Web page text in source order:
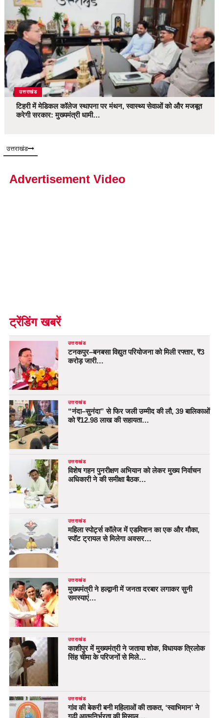
उत्तराखंड
टिहरी में मेडिकल कॉलेज स्थापना पर मंथन, स्वास्थ्य सेवाओं को और मजबूत
करेगी सरकार: मुख्यमंत्री धामी…
उत्तराखंड
Advertisement Video
ट्रेंडिंग खबरें
उत्तराखंड
टनकपुर–बनबसा विद्युत परियोजना को मिली रफ्तार, ₹3
करोड़ जारी…
उत्तराखंड
“नंदा–सुनंदा” से फिर जली उम्मीद की लौ, 39 बालिकाओं
को ₹12.98 लाख की सहायता…
उत्तराखंड
विशेष गहन पुनरीक्षण अभियान को लेकर मुख्य निर्वाचन
अधिकारी ने की समीक्षा बैठक…
उत्तराखंड
महिला स्पोर्ट्स कॉलेज में एडमिशन का एक और मौका,
स्पॉट ट्रायल से मिलेगा अवसर…
उत्तराखंड
मुख्यमंत्री ने हल्द्वानी में जनता दरबार लगाकर सुनी
समस्याएं…
उत्तराखंड
काशीपुर में मुख्यमंत्री ने जताया शोक, विधायक त्रिलोक
सिंह चीमा के परिजनों से मिले…
उत्तराखंड
गांव की बेकरी बनी महिलाओं की ताकत, ‘स्वाभिमान’ ने
गढ़ी आत्मनिर्भरता की मिसाल…